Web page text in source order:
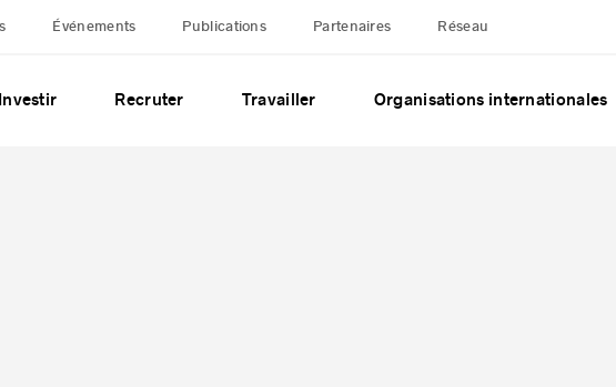
Événements Publications Partenaires Réseau
Investir Recruter Travailler Organisations internationales